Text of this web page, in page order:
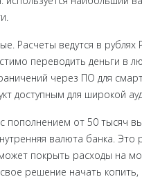
Расчеты ведутся в
переводить деньги в
через ПО для
доступным для широкой
пополнением от 50 тысяч
валюта банка.
покрыть расходы на
решение начать